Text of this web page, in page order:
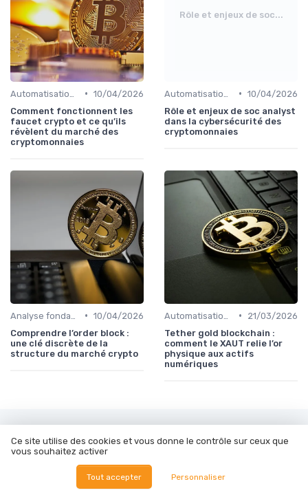
• 10/04/2026
Comment fonctionnent les
faucet crypto et ce qu’ils
révèlent du marché des
cryptomonnaies
Rôle et enjeux de soc...
• 10/04/2026
Rôle et enjeux de soc analyst
dans la cybersécurité des
cryptomonnaies
• 10/04/2026
Comprendre l’order block :
une clé discrète de la
structure du marché crypto
•
21/03/2026
Tether gold blockchain :
comment le XAUT relie l’or
physique aux actifs
numériques
Juillet 2024
Ce site utilise des cookies et vous donne le contrôle sur ceux que
vous souhaitez activer
Tout accepter Personnaliser